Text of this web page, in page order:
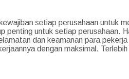
setiap perusahaan untuk
penting untuk setiap perusahaan.
dan keamanan para
dengan maksimal.